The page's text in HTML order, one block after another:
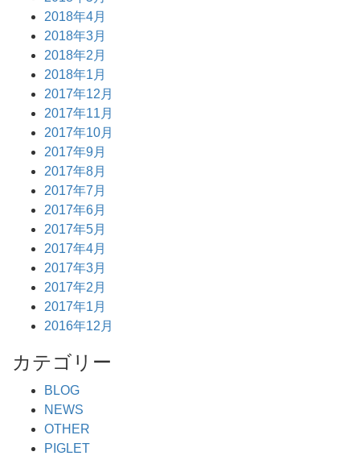
2018年4月
2018年3月
2018年2月
2018年1月
2017年12月
2017年11月
2017年10月
2017年9月
2017年8月
2017年7月
2017年6月
2017年5月
2017年4月
2017年3月
2017年2月
2017年1月
2016年12月
カテゴリー
BLOG
NEWS
OTHER
PIGLET